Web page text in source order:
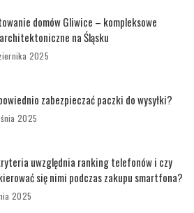
domów Gliwice – kompleksowe
na Śląsku
2025
zabezpieczać paczki do wysyłki?
2025
uwzględnia ranking telefonów i czy
się nimi podczas zakupu smartfona?
2025